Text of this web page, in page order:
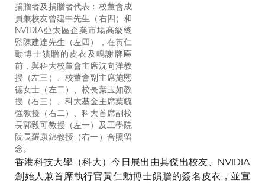
捐贈者及捐贈者代表﹕校董會成
員兼校友曾建中先生（右四）和
NVIDIA亞太區企業市場高級總
監陳建達先生（左四），在黃仁
勳博士饋贈的皮衣及鳴謝牌匾
前，與科大校董會主席沈向洋教
授（左三）、校董會副主席施熙
德女士（左二）、校長葉玉如教
授（右三）、科大基金主席葉毓
強教授（右二）、科大首席副校
長郭毅可教授（左一）及工學院
院長羅康錦教授（右一）合照留
念。
香港科技大學（科大）今日展出由其傑出校友、NVIDIA
創始人兼首席執行官黃仁勳博士饋贈的簽名皮衣，並宣